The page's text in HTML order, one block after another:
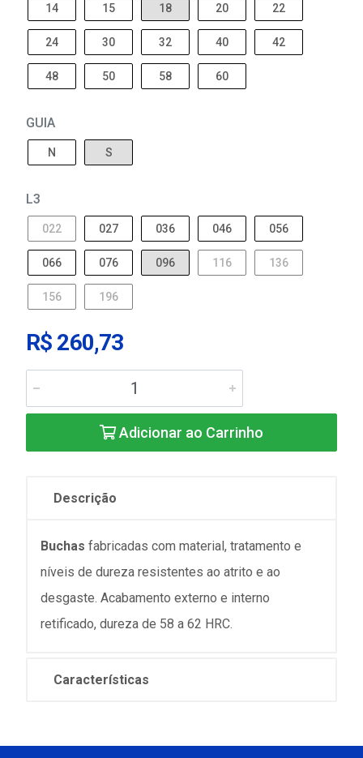
14 15 18 20 22
24 30 32 40 42
48 50 58 60
GUIA
N S
L3
022 027 036 046 056
066 076 096 116 136
156 196
R$ 260,73
Adicionar ao Carrinho
Descrição
Buchas fabricadas com material, tratamento e
níveis de dureza resistentes ao atrito e ao
desgaste. Acabamento externo e interno
retificado, dureza de 58 a 62 HRC.
Características